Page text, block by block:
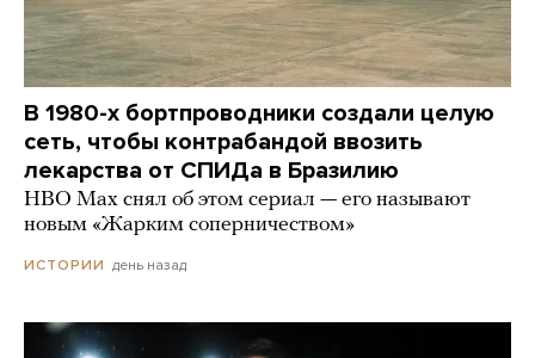
В 1980-х бортпроводники создали целую
сеть, чтобы контрабандой ввозить
лекарства от СПИДа в Бразилию
HBO Max снял об этом сериал — его называют
новым «Жарким соперничеством»
ИСТОРИИ день назад